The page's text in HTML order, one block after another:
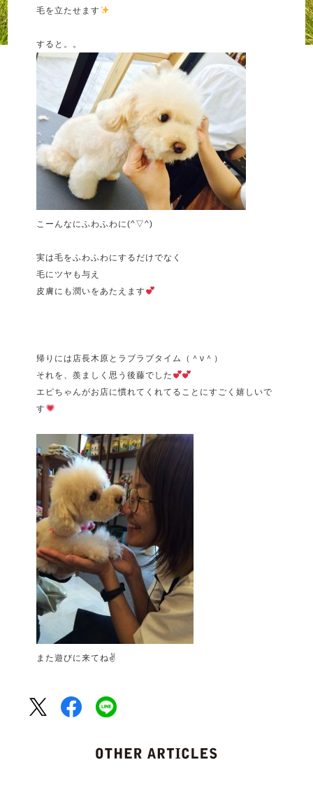
毛を立たせます
すると。。
こーんなにふわふわに(^▽^)
実は毛をふわふわにするだけでなく
毛にツヤも与え
皮膚にも潤いをあたえます
帰りには店長木原とラブラブタイム（＾ν＾）
それを、羨ましく思う後藤でした
エピちゃんがお店に慣れてくれてることにすごく嬉しいで
す
また遊びに来てね✌